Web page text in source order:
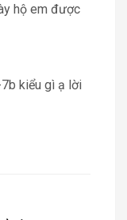
hộ em được
kiểu gì ạ lời